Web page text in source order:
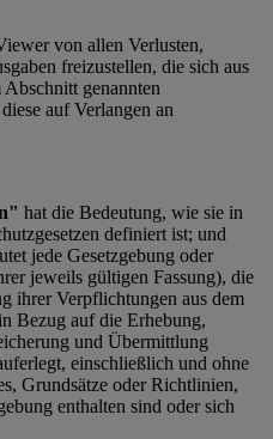
von allen Verlusten,
freizustellen, die sich aus
genannten
auf Verlangen an
hat die Bedeutung, wie sie in
definiert ist; und
jede Gesetzgebung oder
jeweils gültigen Fassung), die
ihrer Verpflichtungen aus dem
Bezug auf die Erhebung,
und Übermittlung
einschließlich und ohne
Grundsätze oder Richtlinien,
enthalten sind oder sich